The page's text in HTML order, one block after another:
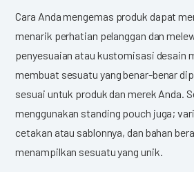
Cara Anda mengemas produk dapat
menarik perhatian pelanggan dan
penyesuaian atau kustomisasi desain
membuat sesuatu yang benar-benar
sesuai untuk produk dan merek Anda.
menggunakan standing pouch juga;
cetakan atau sablonnya, dan bahan
menampilkan sesuatu yang unik.